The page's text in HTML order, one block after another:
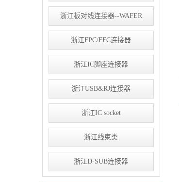
浙江板对线连接器--WAFER
浙江FPC/FFC连接器
浙江IC脚座连接器
浙江USB&RJ连接器
浙江IC socket
浙江线束类
浙江D-SUB连接器